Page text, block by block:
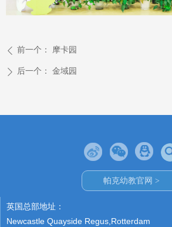
ꄴ 前一个： 摩卡园
ꄲ 后一个： 金域园
英国总部地址：
Newcastle Quayside Regus,Rotterdam
帕克幼教官网 >